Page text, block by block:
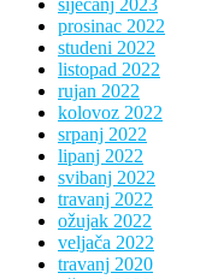
prosinac 2022
studeni 2022
listopad 2022
rujan 2022
kolovoz 2022
srpanj 2022
lipanj 2022
svibanj 2022
travanj 2022
ožujak 2022
veljača 2022
travanj 2020